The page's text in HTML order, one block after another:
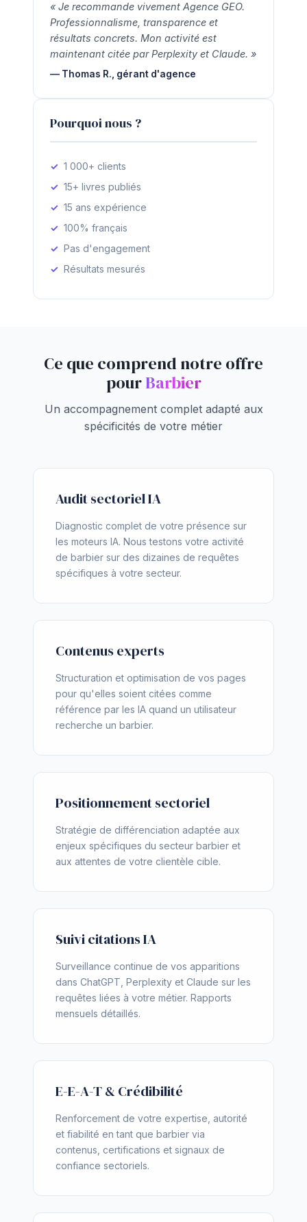
« Je recommande vivement Agence GEO.
Professionnalisme, transparence et
résultats concrets. Mon activité est
maintenant citée par Perplexity et Claude. »
— Thomas R., gérant d'agence
Pourquoi nous ?
1 000+ clients
15+ livres publiés
15 ans expérience
100% français
Pas d'engagement
Résultats mesurés
Ce que comprend notre offre
pourBarbier
Un accompagnement complet adapté aux
spécificités de votre métier
Audit sectoriel IA
Diagnostic complet de votre présence sur
les moteurs IA. Nous testons votre activité
de barbier sur des dizaines de requêtes
spécifiques à votre secteur.
Contenus experts
Structuration et optimisation de vos pages
pour qu'elles soient citées comme
référence par les IA quand un utilisateur
recherche un barbier.
Positionnement sectoriel
Stratégie de différenciation adaptée aux
enjeux spécifiques du secteur barbier et
aux attentes de votre clientèle cible.
Suivi citations IA
Surveillance continue de vos apparitions
dans ChatGPT, Perplexity et Claude sur les
requêtes liées à votre métier. Rapports
mensuels détaillés.
E-E-A-T & Crédibilité
Renforcement de votre expertise, autorité
et fiabilité en tant que barbier via
contenus, certifications et signaux de
confiance sectoriels.